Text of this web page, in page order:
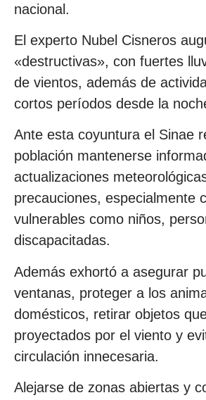
nacional.
El experto Nubel Cisneros
«destructivas», con fuertes
de vientos, además de
cortos períodos desde la
Ante esta coyuntura el Sinae
población mantenerse
actualizaciones
precauciones, especialmente
vulnerables como niños,
discapacitadas.
Además exhortó a asegurar
ventanas, proteger a los
domésticos, retirar objetos
proyectados por el viento y
circulación innecesaria.
Alejarse de zonas abiertas y